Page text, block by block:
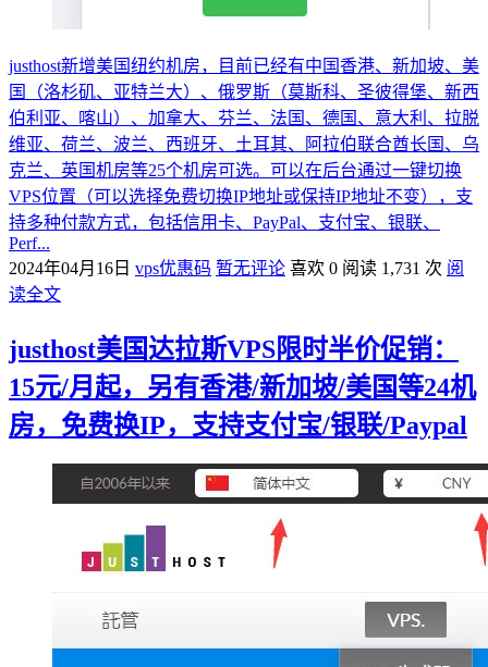
justhost新增美国纽约机房，目前已经有中国香港、新加坡、美
国（洛杉矶、亚特兰大）、俄罗斯（莫斯科、圣彼得堡、新西
伯利亚、喀山）、加拿大、芬兰、法国、德国、意大利、拉脱
维亚、荷兰、波兰、西班牙、土耳其、阿拉伯联合酋长国、乌
克兰、英国机房等25个机房可选。可以在后台通过一键切换
VPS位置（可以选择免费切换IP地址或保持IP地址不变），支
持多种付款方式，包括信用卡、PayPal、支付宝、银联、
Perf...
2024年04月16日 vps优惠码 暂无评论 喜欢 0 阅读 1,731 次 阅
读全文
justhost美国达拉斯VPS限时半价促销：
15元/月起，另有香港/新加坡/美国等24机
房，免费换IP，支持支付宝/银联/Paypal